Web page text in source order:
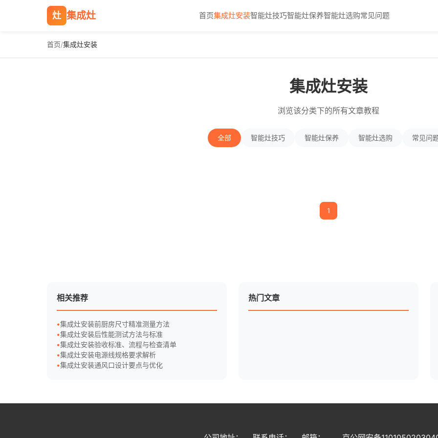
灶 集成灶 首页集成灶安装智能灶技巧智能灶保养智能灶选购常见问题
首页/集成灶安装
集成灶安装
浏览该分类下的所有文章教程
全部 智能灶技巧 智能灶保养 智能灶选购 常见问
1
相关推荐
集成灶安装前厨房尺寸精准测量方法
集成灶安装后性能测试方法与标准
集成灶安装验收标准、流程与检查清单
集成灶安装电源线规格要求解析
集成灶安装通风口设计要点与优化
热门文章